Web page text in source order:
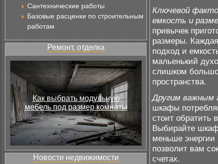
Сантехнические работы
Базовые расценки по строительным
работам
Ремонт, отделка
Как выбрать модульную
мебель под размер комнаты
Новости недвижимости
Ключевой
емкость и
привычек
размеры.
подход и
мальенький
слишком
пространства.
Другим важным
шкафы
стоит обратить
Выбирайте
меньше
позволит вам
счетах.